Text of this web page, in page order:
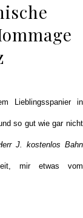
Lieblingsspanier in
so gut wie gar nicht
J. kostenlos Bahn
mir etwas vom